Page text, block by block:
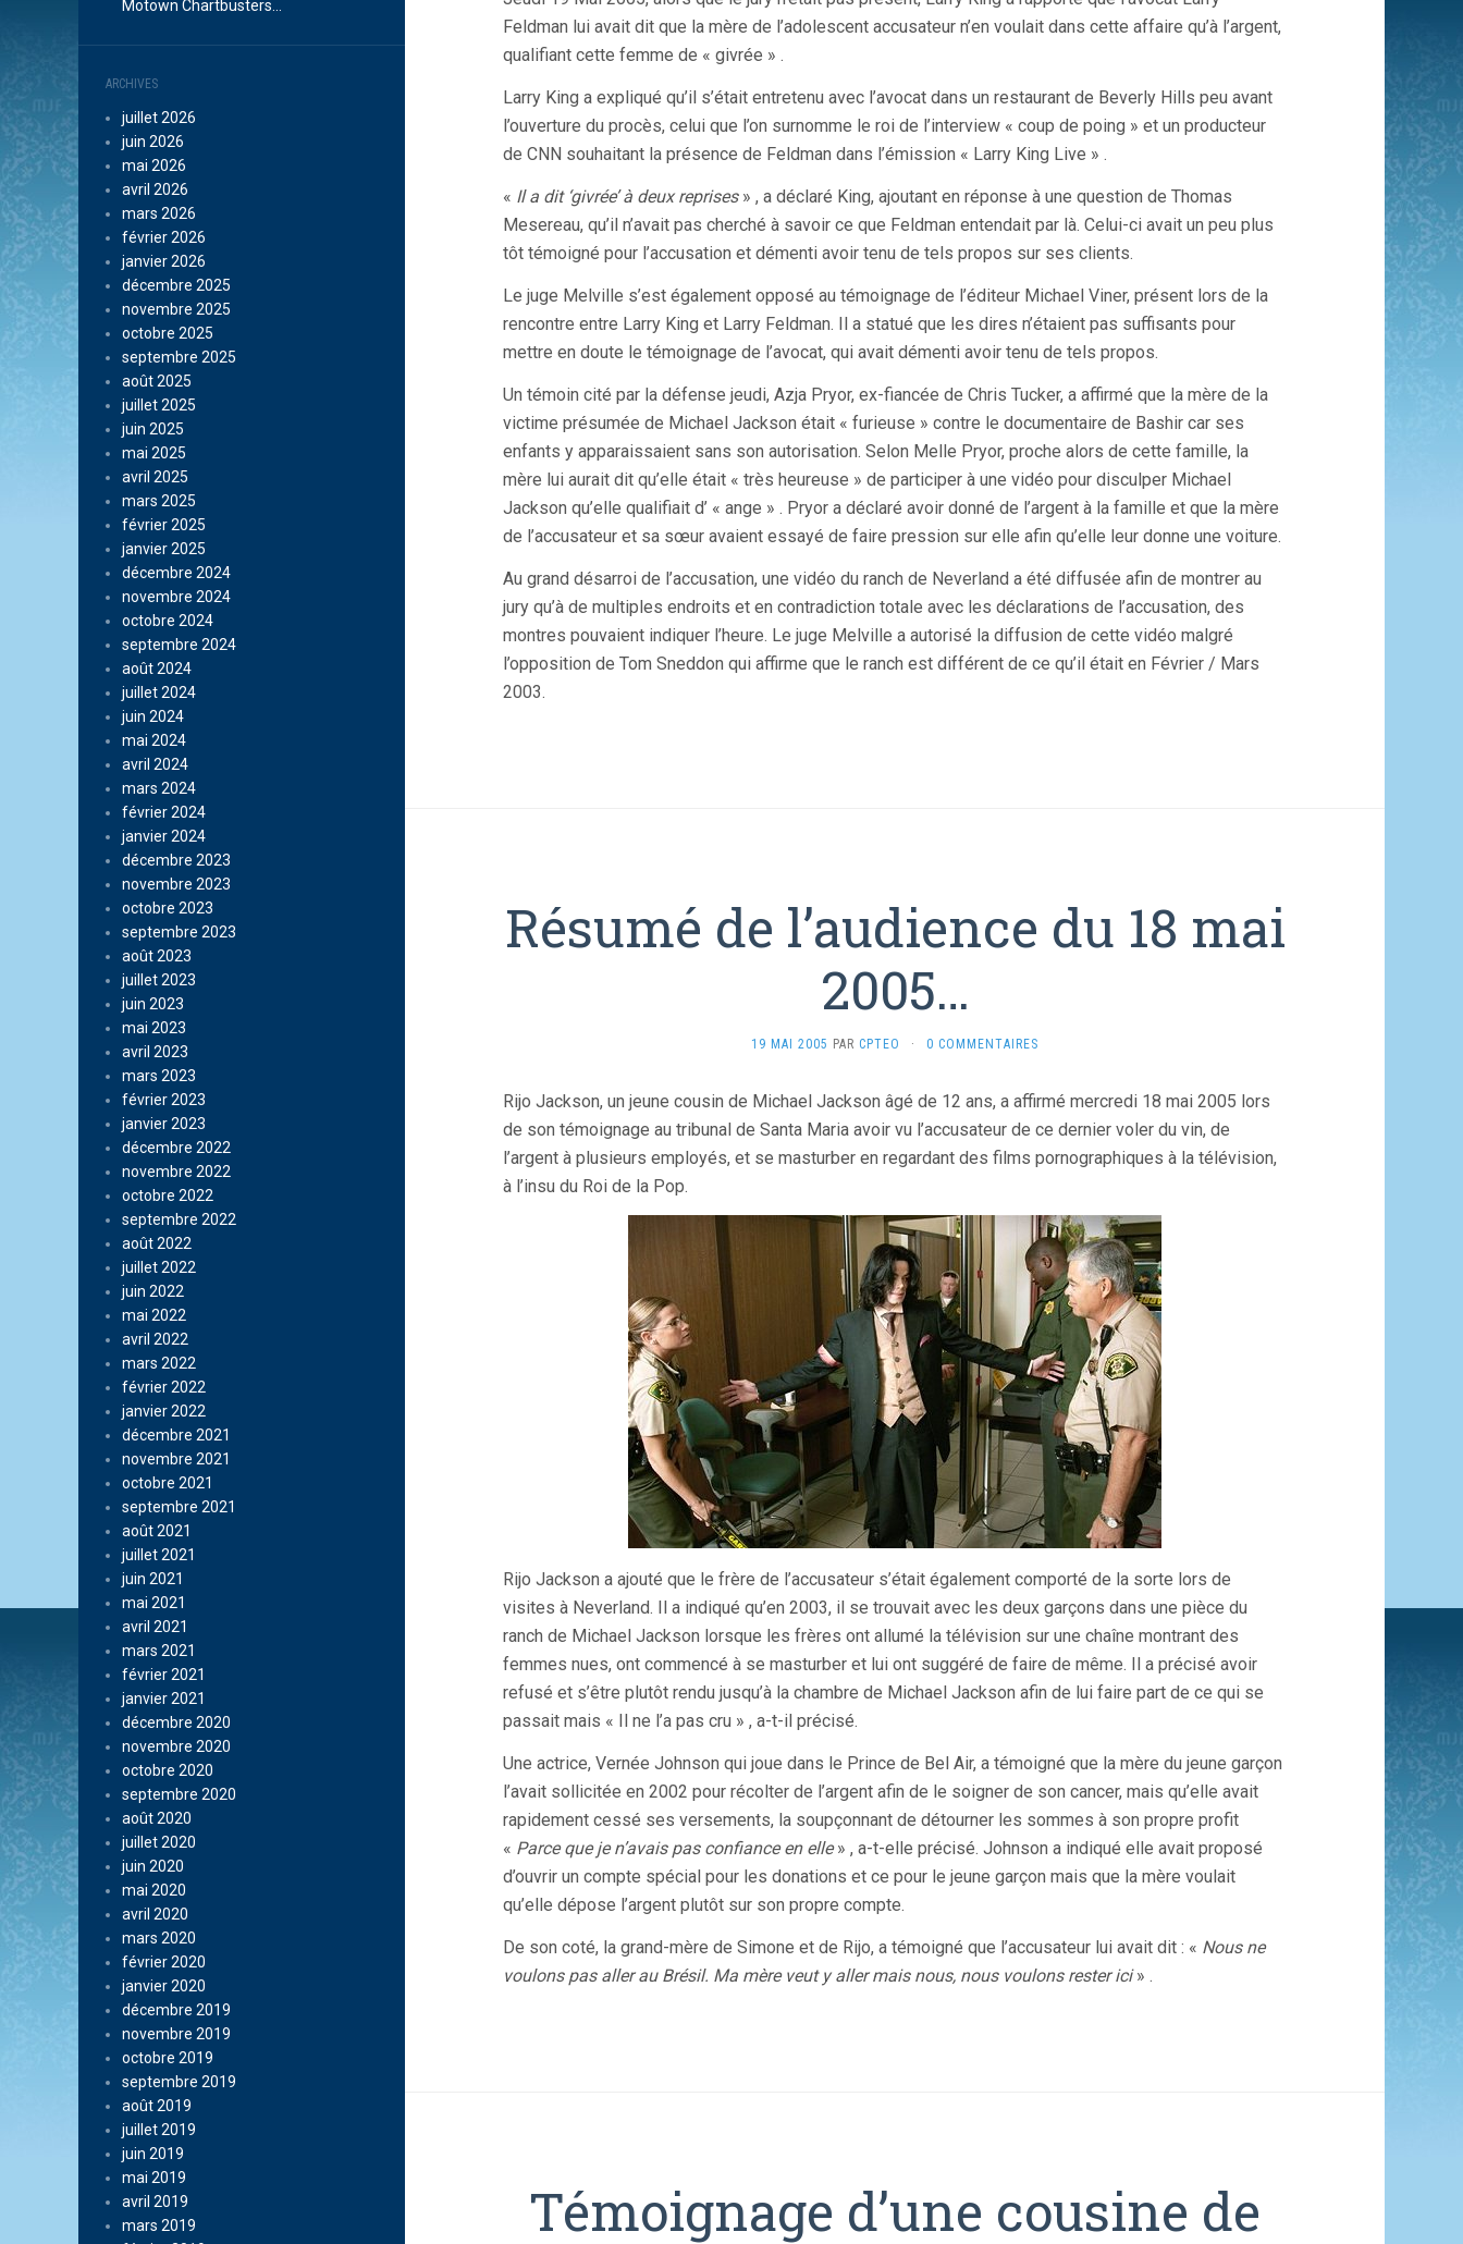
Motown Chartbusters…
ARCHIVES
juillet 2026
juin 2026
mai 2026
avril 2026
mars 2026
février 2026
janvier 2026
décembre 2025
novembre 2025
octobre 2025
septembre 2025
août 2025
juillet 2025
juin 2025
mai 2025
avril 2025
mars 2025
février 2025
janvier 2025
décembre 2024
novembre 2024
octobre 2024
septembre 2024
août 2024
juillet 2024
juin 2024
mai 2024
avril 2024
mars 2024
février 2024
janvier 2024
décembre 2023
novembre 2023
octobre 2023
septembre 2023
août 2023
juillet 2023
juin 2023
mai 2023
avril 2023
mars 2023
février 2023
janvier 2023
décembre 2022
novembre 2022
octobre 2022
septembre 2022
août 2022
juillet 2022
juin 2022
mai 2022
avril 2022
mars 2022
février 2022
janvier 2022
décembre 2021
novembre 2021
octobre 2021
septembre 2021
août 2021
juillet 2021
juin 2021
mai 2021
avril 2021
mars 2021
février 2021
janvier 2021
décembre 2020
novembre 2020
octobre 2020
septembre 2020
août 2020
juillet 2020
juin 2020
mai 2020
avril 2020
mars 2020
février 2020
janvier 2020
décembre 2019
novembre 2019
octobre 2019
septembre 2019
août 2019
juillet 2019
juin 2019
mai 2019
avril 2019
mars 2019
Feldman lui avait dit que la mère de l’adolescent accusateur n’en voulait dans cette affaire qu’à l’argent,
qualifiant cette femme de « givrée » .
Larry King a expliqué qu’il s’était entretenu avec l’avocat dans un restaurant de Beverly Hills peu avant
l’ouverture du procès, celui que l’on surnomme le roi de l’interview « coup de poing » et un producteur
de CNN souhaitant la présence de Feldman dans l’émission « Larry King Live » .
« Il a dit ‘givrée’ à deux reprises» , a déclaré King, ajoutant en réponse à une question de Thomas
Mesereau, qu’il n’avait pas cherché à savoir ce que Feldman entendait par là. Celui-ci avait un peu plus
tôt témoigné pour l’accusation et démenti avoir tenu de tels propos sur ses clients.
Le juge Melville s’est également opposé au témoignage de l’éditeur Michael Viner, présent lors de la
rencontre entre Larry King et Larry Feldman. Il a statué que les dires n’étaient pas suffisants pour
mettre en doute le témoignage de l’avocat, qui avait démenti avoir tenu de tels propos.
Un témoin cité par la défense jeudi, Azja Pryor, ex-fiancée de Chris Tucker, a affirmé que la mère de la
victime présumée de Michael Jackson était « furieuse » contre le documentaire de Bashir car ses
enfants y apparaissaient sans son autorisation. Selon Melle Pryor, proche alors de cette famille, la
mère lui aurait dit qu’elle était « très heureuse » de participer à une vidéo pour disculper Michael
Jackson qu’elle qualifiait d’ « ange » . Pryor a déclaré avoir donné de l’argent à la famille et que la mère
de l’accusateur et sa sœur avaient essayé de faire pression sur elle afin qu’elle leur donne une voiture.
Au grand désarroi de l’accusation, une vidéo du ranch de Neverland a été diffusée afin de montrer au
jury qu’à de multiples endroits et en contradiction totale avec les déclarations de l’accusation, des
montres pouvaient indiquer l’heure. Le juge Melville a autorisé la diffusion de cette vidéo malgré
l’opposition de Tom Sneddon qui affirme que le ranch est différent de ce qu’il était en Février / Mars
2003.
Résumé de l’audience du 18 mai
2005…
19 MAI 2005 PAR CPTEO · 0 COMMENTAIRES
Rijo Jackson, un jeune cousin de Michael Jackson âgé de 12 ans, a affirmé mercredi 18 mai 2005 lors
de son témoignage au tribunal de Santa Maria avoir vu l’accusateur de ce dernier voler du vin, de
l’argent à plusieurs employés, et se masturber en regardant des films pornographiques à la télévision,
à l’insu du Roi de la Pop.
Rijo Jackson a ajouté que le frère de l’accusateur s’était également comporté de la sorte lors de
visites à Neverland. Il a indiqué qu’en 2003, il se trouvait avec les deux garçons dans une pièce du
ranch de Michael Jackson lorsque les frères ont allumé la télévision sur une chaîne montrant des
femmes nues, ont commencé à se masturber et lui ont suggéré de faire de même. Il a précisé avoir
refusé et s’être plutôt rendu jusqu’à la chambre de Michael Jackson afin de lui faire part de ce qui se
passait mais « Il ne l’a pas cru » , a-t-il précisé.
Une actrice, Vernée Johnson qui joue dans le Prince de Bel Air, a témoigné que la mère du jeune garçon
l’avait sollicitée en 2002 pour récolter de l’argent afin de le soigner de son cancer, mais qu’elle avait
rapidement cessé ses versements, la soupçonnant de détourner les sommes à son propre profit
« Parce que je n’avais pas confiance en elle» , a-t-elle précisé. Johnson a indiqué elle avait proposé
d’ouvrir un compte spécial pour les donations et ce pour le jeune garçon mais que la mère voulait
qu’elle dépose l’argent plutôt sur son propre compte.
De son coté, la grand-mère de Simone et de Rijo, a témoigné que l’accusateur lui avait dit : « Nous ne
voulons pas aller au Brésil. Ma mère veut y aller mais nous, nous voulons rester ici» .
Témoignage d’une cousine de